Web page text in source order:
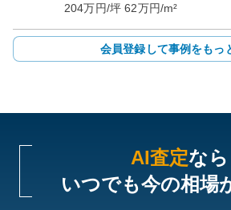
204万円/坪 62万円/m²
会員登録して事例をもっ
AI査定なら
いつでも今の相場